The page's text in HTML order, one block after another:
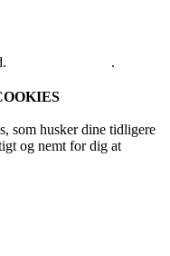
.
som husker dine tidligere
og nemt for dig at